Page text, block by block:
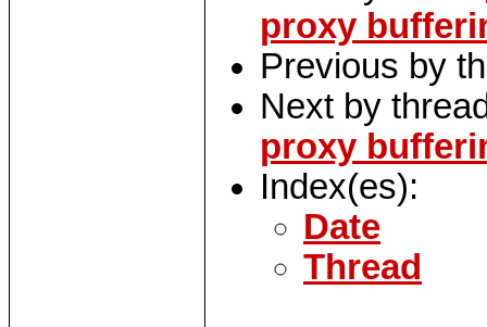
proxy
Previous by
Next by
proxy
Index(es):
Date
Thread